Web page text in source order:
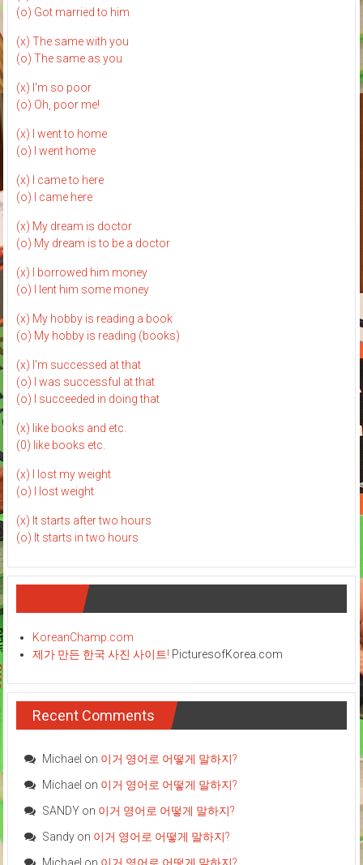
(o) Got married to him
(x) The same with you
(o) The same as you
(x) I'm so poor
(o) Oh, poor me!
(x) I went to home
(o) I went home
(x) I came to here
(o) I came here
(x) My dream is doctor
(o) My dream is to be a doctor
(x) I borrowed him money
(o) I lent him some money
(x) My hobby is reading a book
(o) My hobby is reading (books)
(x) I'm successed at that
(o) I was successful at that
(o) I succeeded in doing that
(x) like books and etc.
(0) like books etc.
(x) I lost my weight
(o) I lost weight
(x) It starts after two hours
(o) It starts in two hours
KoreanChamp.com
제가 만든 한국 사진 사이트! PicturesofKorea.com
Recent Comments
Michael on 이거 영어로 어떻게 말하지?
Michael on 이거 영어로 어떻게 말하지?
SANDYon 이거 영어로 어떻게 말하지?
Sandyon 이거 영어로 어떻게 말하지?
Michael on 이거 영어로 어떻게 말하지?